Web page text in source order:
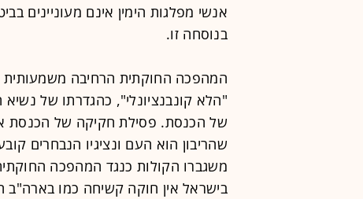
אנשי מפלגות הימין אינם מעוניינים
בנוסחה זו.
המהפכה החוקתית הרחיבה משמעותית
"הלא קונבנציונלי", כהגדרתו של
של הכנסת. פסילת חקיקה של הכנסת
שהריבון הוא העם ונציגיו הנבחרים
משגברו הקולות כנגד המהפכה
בישראל אין חוקה קשיחה כמו בארה"ב